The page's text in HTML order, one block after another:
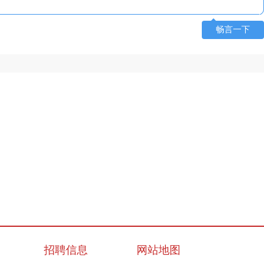
畅言一下
招聘信息 网站地图